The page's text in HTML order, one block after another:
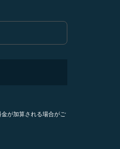
ークラス Selected
が加算される場合がご